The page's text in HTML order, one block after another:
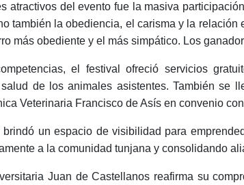
atractivos del evento fue la masiva
también la obediencia, el carisma y la
más obediente y el más simpático. Los
el festival ofreció servicios
de los animales asistentes. También se
Veterinaria Francisco de Asís en convenio
brindó un espacio de visibilidad para
a la comunidad tunjana y consolidando
Juan de Castellanos reafirma su